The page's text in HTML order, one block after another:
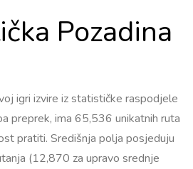
Pozadina
igri izvire iz statističke raspodjele
preprek, ima 65,536 unikatnih ruta
pratiti. Središnja polja posjeduju
(12,870 za upravo srednje